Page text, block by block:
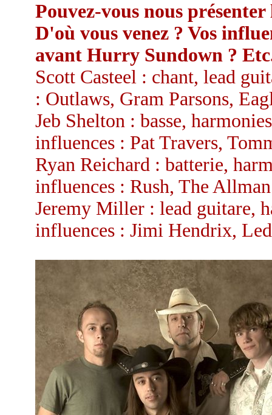
Pouvez-vous nous
D'où vous venez ? Vos
avant Hurry Sundown ?
Scott Casteel : chant, lead
: Outlaws, Gram Parsons,
Jeb Shelton : basse,
influences : Pat Travers,
Ryan Reichard : batterie,
influences : Rush, The
Jeremy Miller : lead guitare,
influences : Jimi Hendrix,